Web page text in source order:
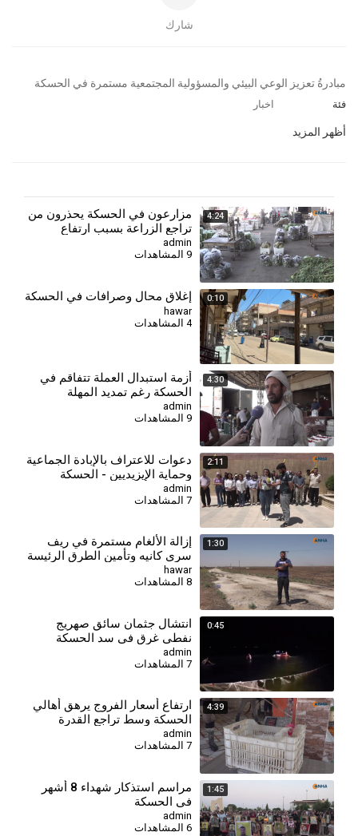
شارك
⁣مبادرةُ تعزيز الوعي البيئي والمسؤولية المجتمعية مستمرة في الحسكة
فئة اخبار
أظهر المزيد
4:24
⁣مزارعون في الحسكة يحذرون من
تراجع الزراعة بسبب ارتفاع
التكاليف وأزمة العملة
admin
9 المشاهدات
0:10 إغلاق محال وصرافات في الحسكة
hawar
4 المشاهدات
4:30
⁣أزمة استبدال العملة تتفاقم في
الحسكة رغم تمديد المهلة
admin
9 المشاهدات
2:11
دعوات للاعتراف بالإبادة الجماعية
وحماية الإيزيديين - الحسكة
admin
7 المشاهدات
1:30
إزالة الألغام مستمرة في ريف
سري كانيه وتأمين الطرق الرئيسة
hawar
8 المشاهدات
0:45
انتشال جثمان سائق صهريج
نفطي غرق في سد الحسكة
الجنوبي
admin
7 المشاهدات
4:39
⁣ارتفاع أسعار الفروج يرهق أهالي
الحسكة وسط تراجع القدرة
الشرائية
admin
7 المشاهدات
1:45
⁣مراسم استذكار شهداء 8 أشهر
في الحسكة
admin
6 المشاهدات